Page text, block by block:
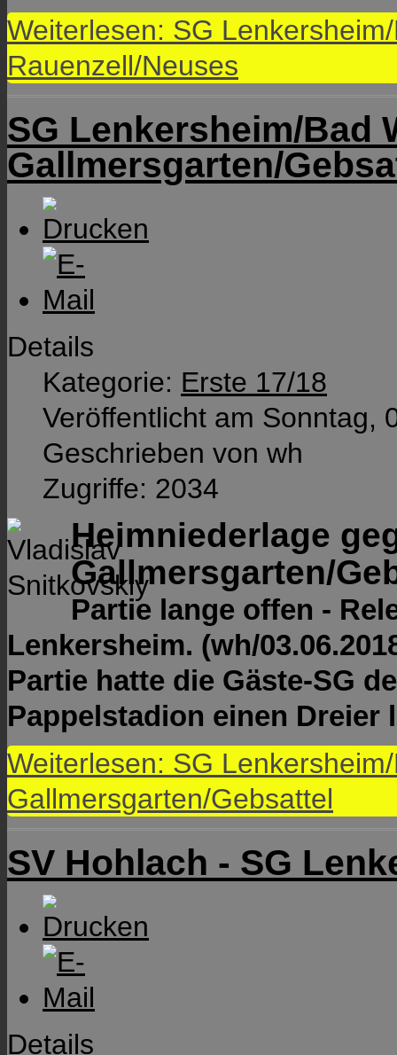
Weiterlesen: SG
Rauenzell/Neuses
SG Lenkersheim/Bad
Gallmersgarten/
Details
Kategorie: Erste 17/18
Veröffentlicht am Sonntag,
Geschrieben von wh
Zugriffe: 2034
Heimniederlage
Gallmersgarten/
Partie lange offen -
Lenkersheim. (wh/
Partie hatte die Gäste-SG
Pappelstadion einen Dreier
Weiterlesen: SG
Gallmersgarten/Gebsattel
SV Hohlach - SG
Details